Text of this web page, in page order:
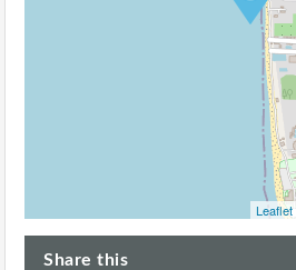
Leaflet
Share this